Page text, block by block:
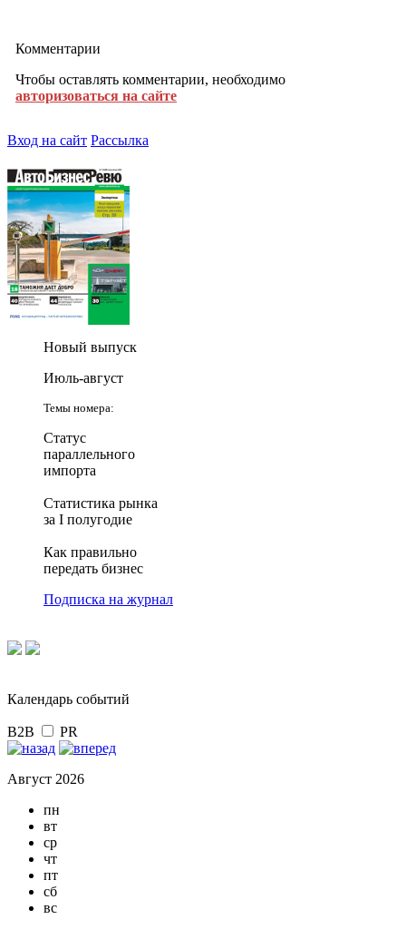
Комментарии
Чтобы оставлять комментарии, необходимо
авторизоваться на сайте
Вход на сайт Рассылка
Новый выпуск
Июль-август
Темы номера:
Статус
параллельного
импорта
Статистика рынка
за I полугодие
Как правильно
передать бизнес
Подписка на журнал
Календарь событий
B2B PR
Август 2026
пн
вт
ср
чт
пт
сб
вс